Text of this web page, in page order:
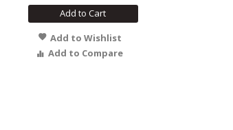
Add to Cart
Add to Wishlist
Add to Compare